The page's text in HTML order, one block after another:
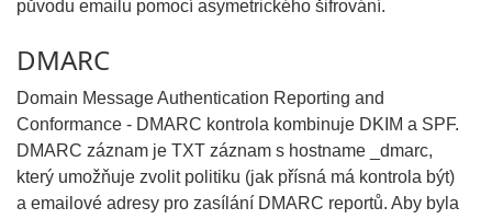
původu emailu pomocí asymetrického šifrování.
DMARC
Domain Message Authentication Reporting and
Conformance - DMARC kontrola kombinuje DKIM a SPF.
DMARC záznam je TXT záznam s hostname _dmarc,
který umožňuje zvolit politiku (jak přísná má kontrola být)
a emailové adresy pro zasílání DMARC reportů. Aby byla